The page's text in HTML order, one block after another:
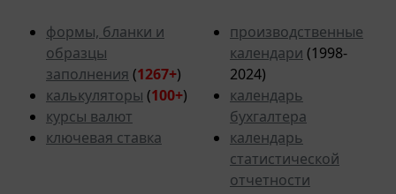
формы, бланки и
образцы
заполнения (1267+)
калькуляторы (100+)
курсы валют
ключевая ставка
производственные
календари (1998-
2024)
календарь
бухгалтера
календарь
статистической
отчетности